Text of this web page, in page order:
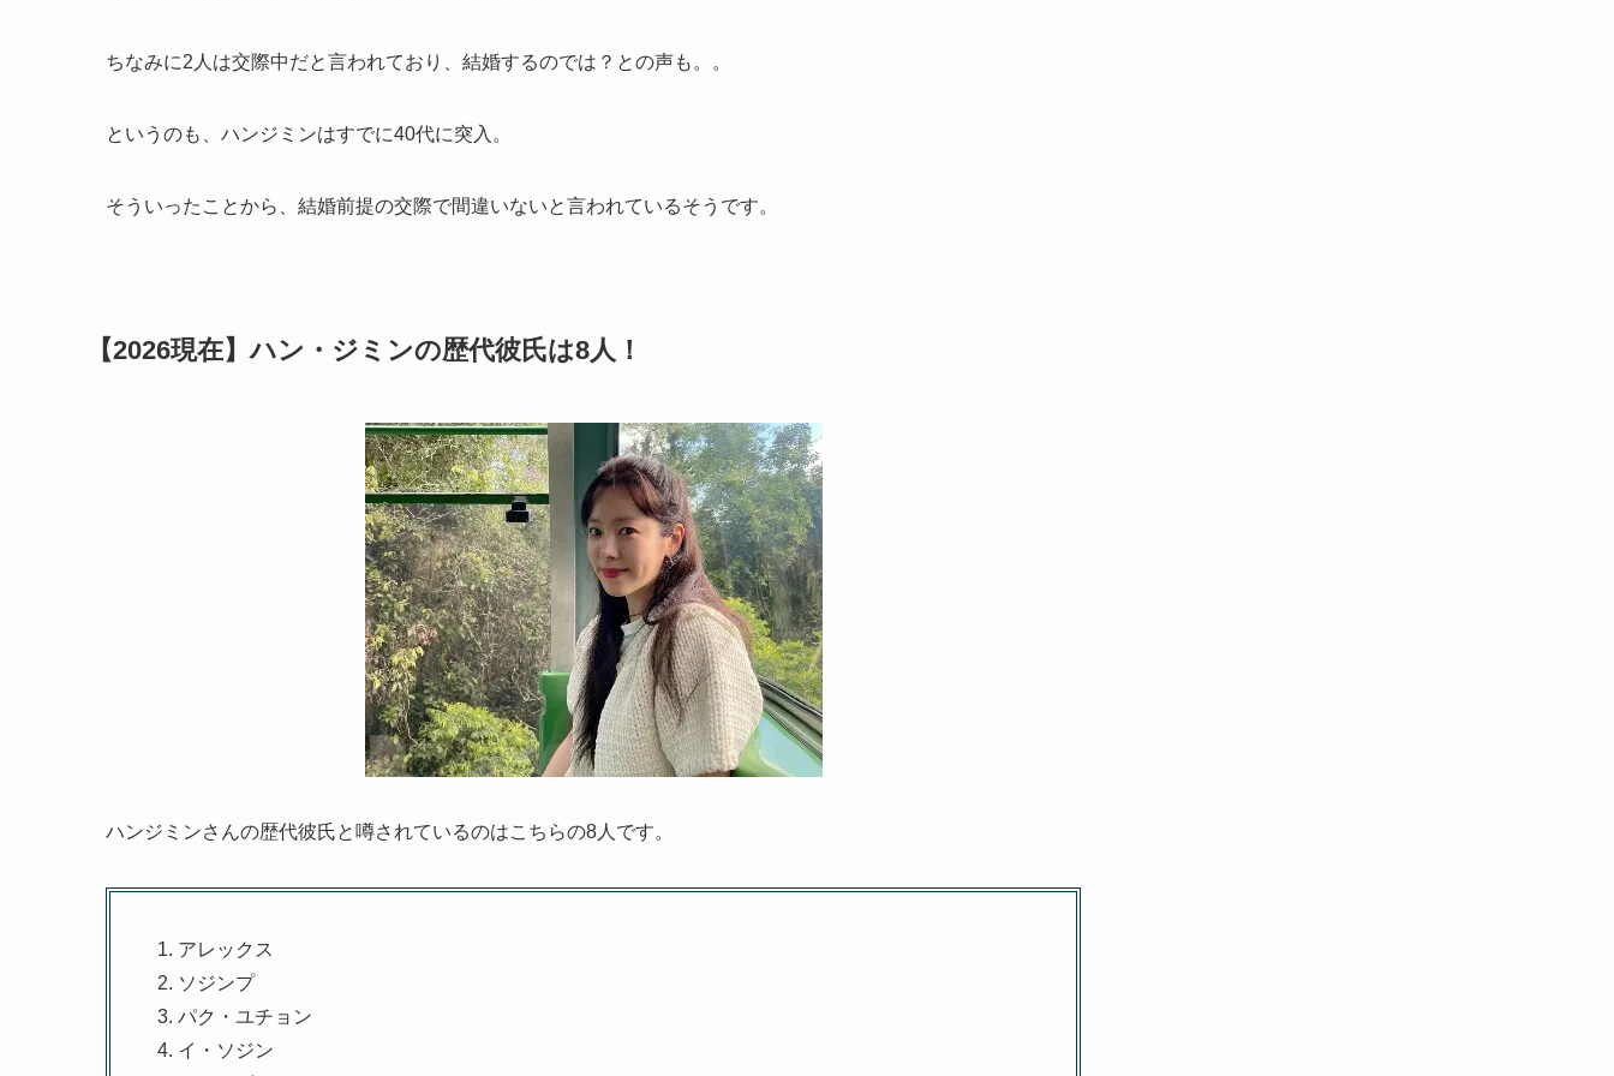
ちなみに2人は交際中だと言われており、結婚するのでは？との声も。。
というのも、ハンジミンはすでに40代に突入。
そういったことから、結婚前提の交際で間違いないと言われているそうです。
【2026現在】ハン・ジミンの歴代彼氏は8人！
ハンジミンさんの歴代彼氏と噂されているのはこちらの8人です。
アレックス
ソジンプ
パク・ユチョン
イ・ソジン